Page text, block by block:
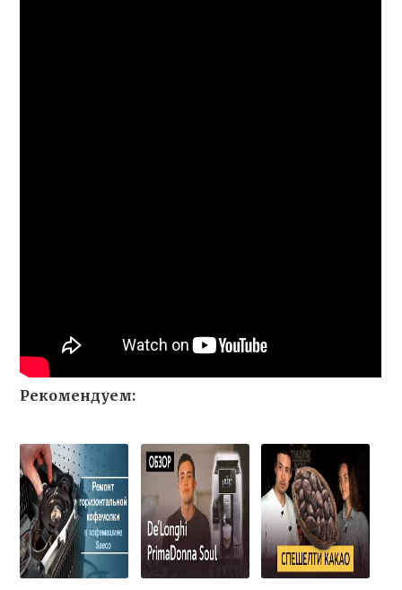
Рекомендуем: